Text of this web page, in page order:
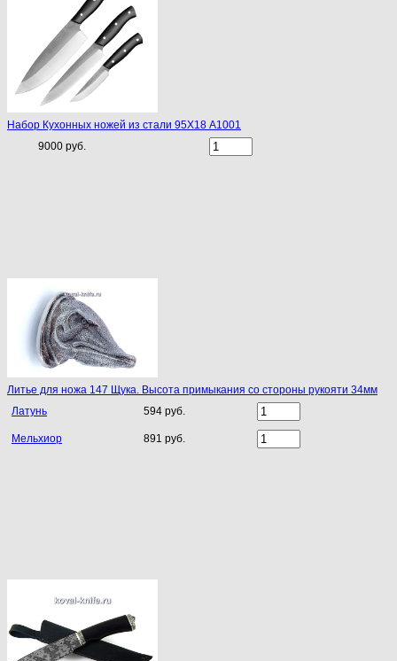
Набор Кухонных ножей из стали 95Х18 A1001
9000 руб.
Литье для ножа 147 Щука. Высота примыкания со стороны рукояти 34мм
Латунь
594 руб.
Мельхиор 891 руб.